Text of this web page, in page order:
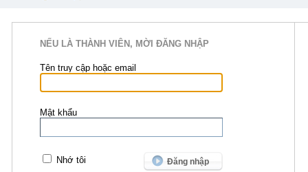
NẾU LÀ THÀNH VIÊN, MỜI ĐĂNG NHẬP
Tên truy cập hoặc email
Mật khẩu
Nhớ tôi